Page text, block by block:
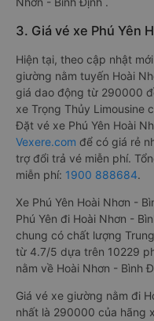
3. Giá vé xe Phú Yên
Hiện tại, theo cập nhật
giường nằm tuyến Hoài
giá dao động từ 290000
xe Trọng Thủy Limousine
Đặt vé xe Phú Yên Hoài
Vexere.com để có giá rẻ
trợ đổi trả vé miễn phí.
miễn phí: 1900 888684.
Xe Phú Yên Hoài Nhơn -
Phú Yên đi Hoài Nhơn -
chung có chất lượng
từ 4.7/5 dựa trên 10229
nằm về Hoài Nhơn - Bình
Giá vé xe giường nằm đi
nhất là 290000 của hãng